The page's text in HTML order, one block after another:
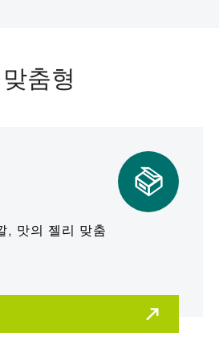
맞춤형
, 맛의 젤리 맞춤